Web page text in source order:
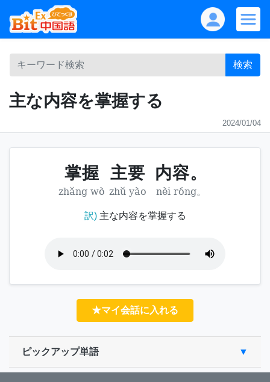
検索
主な内容を掌握する
2024/01/04
掌握 主要 内容。
zhǎng wò zhǔ yào nèi róng。
訳)主な内容を掌握する
★マイ会話に入れる
ピックアップ単語